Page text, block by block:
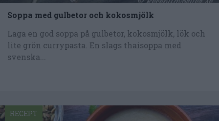
Soppa med gulbetor och kokosmjölk
Laga en god soppa på gulbetor, kokosmjölk, lök och
lite grön currypasta. En slags thaisoppa med
svenska...
RECEPT